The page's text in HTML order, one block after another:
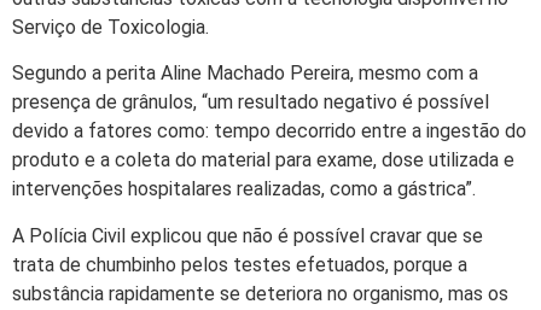
Serviço de Toxicologia.
Segundo a perita Aline Machado Pereira, mesmo com a
presença de grânulos, “um resultado negativo é possível
devido a fatores como: tempo decorrido entre a ingestão do
produto e a coleta do material para exame, dose utilizada e
intervenções hospitalares realizadas, como a gástrica”.
A Polícia Civil explicou que não é possível cravar que se
trata de chumbinho pelos testes efetuados, porque a
substância rapidamente se deteriora no organismo, mas os